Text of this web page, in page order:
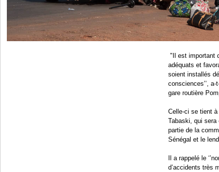
"Il est important
adéquats et
soient installés
consciences’’,
gare routière
Celle-ci se tient
Tabaski, qui sera
partie de la
Sénégal et le
Il a rappelé le
d’accidents très